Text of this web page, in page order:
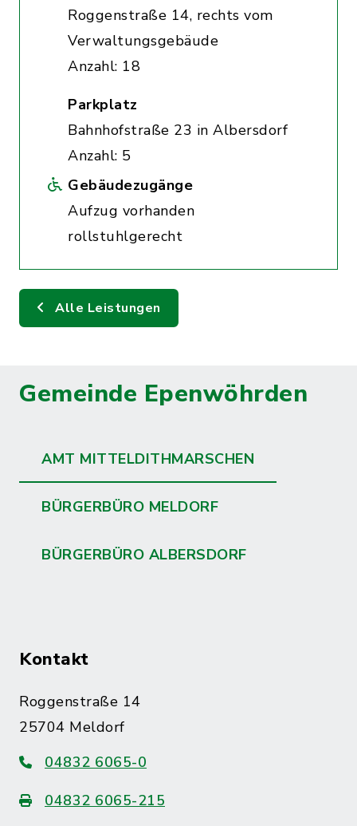
Roggenstraße 14, rechts vom
Verwaltungsgebäude
Anzahl: 18
Parkplatz
Bahnhofstraße 23 in Albersdorf
Anzahl: 5
Gebäudezugänge
Aufzug vorhanden
rollstuhlgerecht
Alle Leistungen
Gemeinde Epenwöhrden
AMT MITTELDITHMARSCHEN
BÜRGERBÜRO MELDORF
BÜRGERBÜRO ALBERSDORF
Kontakt
Roggenstraße 14
25704 Meldorf
04832 6065-0
04832 6065-215